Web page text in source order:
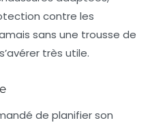
contre les
sans une trousse de
très utile.
de planifier son